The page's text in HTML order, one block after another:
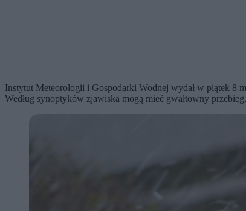
Instytut Meteorologii i Gospodarki Wodnej wydał w piątek 8
Według synoptyków zjawiska mogą mieć gwałtowny